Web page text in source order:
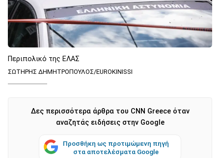
Περιπολικό της ΕΛΑΣ
ΣΩΤΗΡΗΣ ΔΗΜΗΤΡΟΠΟΥΛΟΣ/EUROKINISSI
Δες περισσότερα άρθρα του CNN Greece όταν
αναζητάς ειδήσεις στην Google
Προσθήκη ως προτιμώμενη πηγή
στα αποτελέσματα Google